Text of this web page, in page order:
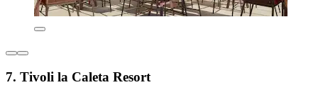
7. Tivoli la Caleta Resort